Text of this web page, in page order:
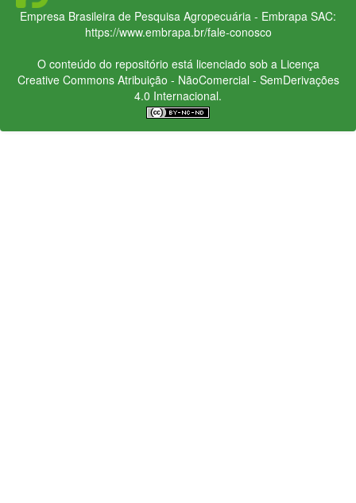
Empresa Brasileira de Pesquisa Agropecuária - Embrapa SAC:
https://www.embrapa.br/fale-conosco
O conteúdo do repositório está licenciado sob a Licença
Creative CommonsAtribuição - NãoComercial - SemDerivações
4.0 Internacional.